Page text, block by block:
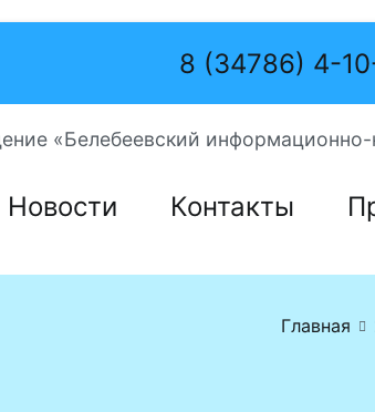
8 (34786) 4-
«Белебеевский информационно-
Новости Контакты
Главная